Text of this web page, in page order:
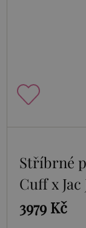
Stříbrné
Cuff x Jac
3979 Kč